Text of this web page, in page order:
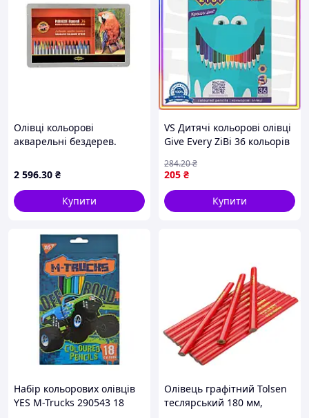
Олівці кольорові
акварельні бездерев.
упаковка (8785)
2 596.30 ₴
Купити
VS Дитячі кольорові олівці
Give Every ZiBi 36 кольорів
творчості яскраві олівці у
картонній упа 32T8_V1
205 ₴
284.20₴
Купити
Набір кольорових олівців
YES M-Trucks 290543 18
Олівець графітний Tolsen
теслярський 180 мм,